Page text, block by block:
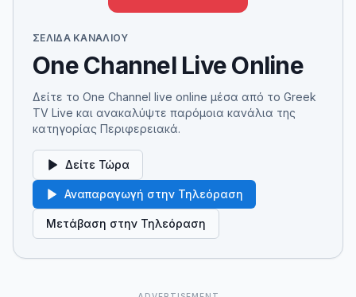
ΣΕΛΊΔΑ ΚΑΝΑΛΙΟΎ
One Channel Live Online
Δείτε το One Channel live online μέσα από το Greek
TV Live και ανακαλύψτε παρόμοια κανάλια της
κατηγορίας Περιφερειακά.
Δείτε Τώρα
Αναπαραγωγή στην Τηλεόραση
Μετάβαση στην Τηλεόραση